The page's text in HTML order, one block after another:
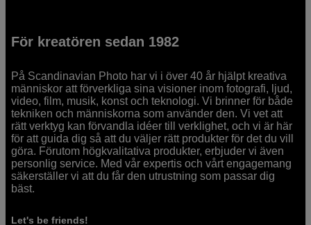
För kreatören sedan 1982
På Scandinavian Photo har vi i över 40 år hjälpt kreativa
människor att förverkliga sina visioner inom fotografi, ljud,
video, film, musik, konst och teknologi. Vi brinner för både
tekniken och människorna som använder den. Vi vet att
rätt verktyg kan förvandla idéer till verklighet, och vi är här
för att guida dig så att du väljer rätt produkter för det du vill
göra. Förutom högkvalitativa produkter, erbjuder vi även
personlig service. Med vår expertis och vårt engagemang
säkerställer vi att du får den utrustning som passar dig
bäst.
Let's be friends!